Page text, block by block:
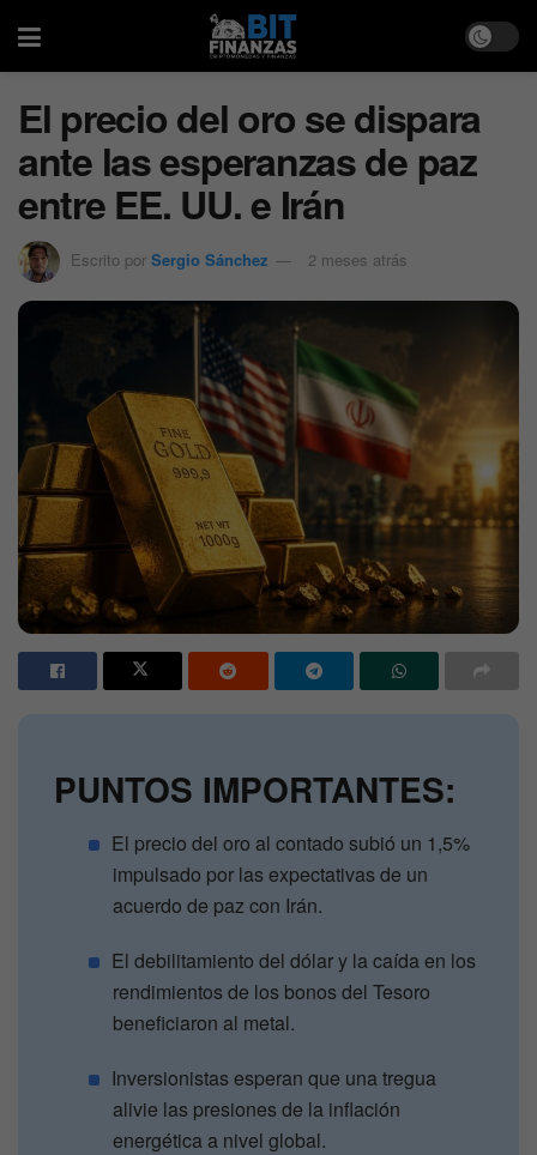
El precio del oro se dispara
ante las esperanzas de paz
entre EE. UU. e Irán
Escrito por Sergio Sánchez 2 meses atrás
PUNTOS IMPORTANTES:
El precio del oro al contado subió un 1,5%
impulsado por las expectativas de un
acuerdo de paz con Irán.
El debilitamiento del dólar y la caída en los
rendimientos de los bonos del Tesoro
beneficiaron al metal.
Inversionistas esperan que una tregua
alivie las presiones de la inflación
energética a nivel global.